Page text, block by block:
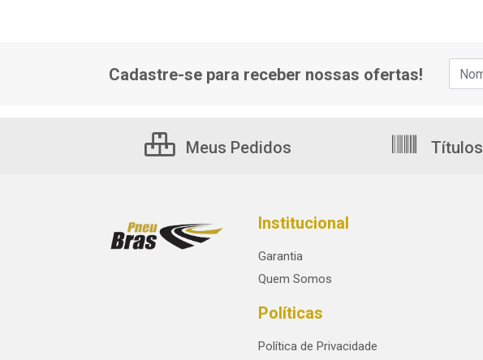
Cadastre-se para receber nossas ofertas!
Meus Pedidos Títulos
Institucional
Garantia
Quem Somos
Políticas
Política de Privacidade